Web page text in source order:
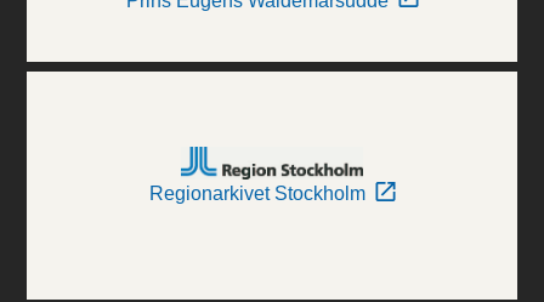
Regionarkivet Stockholm